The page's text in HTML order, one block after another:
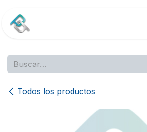
Todos los productos